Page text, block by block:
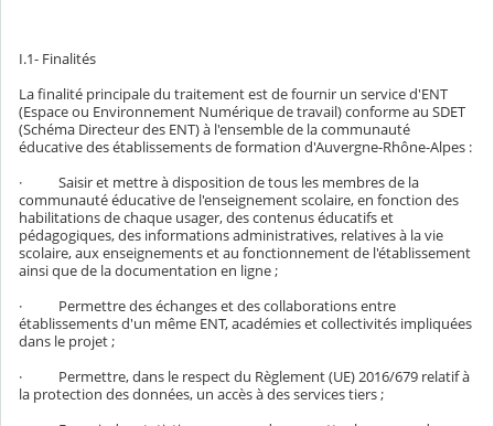
I.1- Finalités
La finalité principale du traitement est de fournir un service d'ENT
(Espace ou Environnement Numérique de travail) conforme au SDET
(Schéma Directeur des ENT) à l'ensemble de la communauté
éducative des établissements de formation d'Auvergne-Rhône-Alpes :
· Saisir et mettre à disposition de tous les membres de la
communauté éducative de l'enseignement scolaire, en fonction des
habilitations de chaque usager, des contenus éducatifs et
pédagogiques, des informations administratives, relatives à la vie
scolaire, aux enseignements et au fonctionnement de l'établissement
ainsi que de la documentation en ligne ;
· Permettre des échanges et des collaborations entre
établissements d'un même ENT, académies et collectivités impliquées
dans le projet ;
· Permettre, dans le respect du Règlement (UE) 2016/679 relatif à
la protection des données, un accès à des services tiers ;